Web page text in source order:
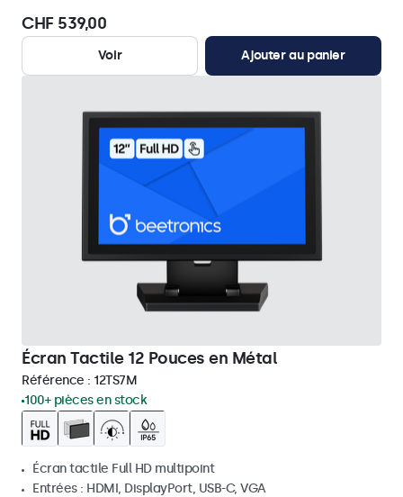
CHF 539,00
Voir Ajouter au panier
Écran Tactile 12 Pouces en Métal
Référence : 12TS7M
100+ pièces en stock
Écran tactile Full HD multipoint
Entrées : HDMI, DisplayPort, USB-C, VGA